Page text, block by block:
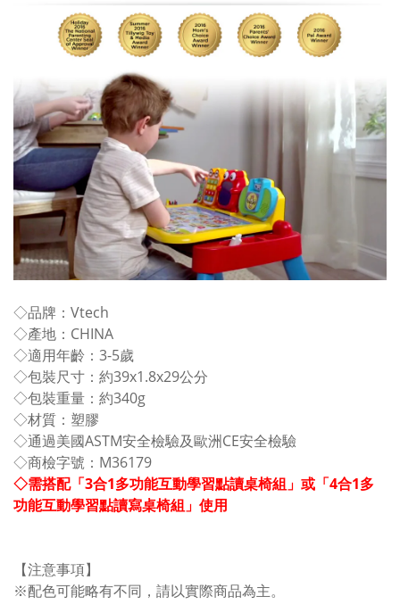
◇品牌：Vtech
◇產地：CHINA
◇適用年齡：3-5歲
◇包裝尺寸：約39x1.8x29公分
◇包裝重量：約340g
◇材質：塑膠
◇通過美國ASTM安全檢驗及歐洲CE安全檢驗
◇商檢字號：M36179
◇需搭配「3合1多功能互動學習點讀桌椅組」或「4合1多
功能互動學習點讀寫桌椅組」使用
【注意事項】
※配色可能略有不同，請以實際商品為主。